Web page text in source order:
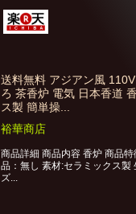
送料無料 アジアン風
ろ 茶香炉 電気 日本香道
ス製 簡単操...
裕華商店
商品詳細 商品内容 香炉 商品
品：無し 素材:セラミックス製
ズ...